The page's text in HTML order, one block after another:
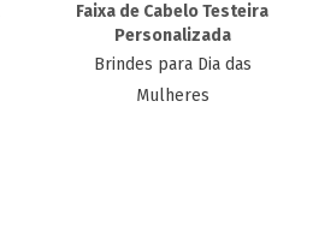
Faixa de Cabelo Testeira
Personalizada
Brindes para Dia das
Mulheres